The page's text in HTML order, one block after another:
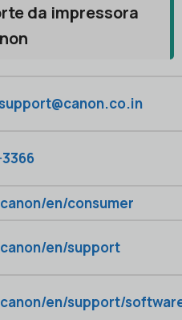
da impressora
en/consumer
en/support
en/support/